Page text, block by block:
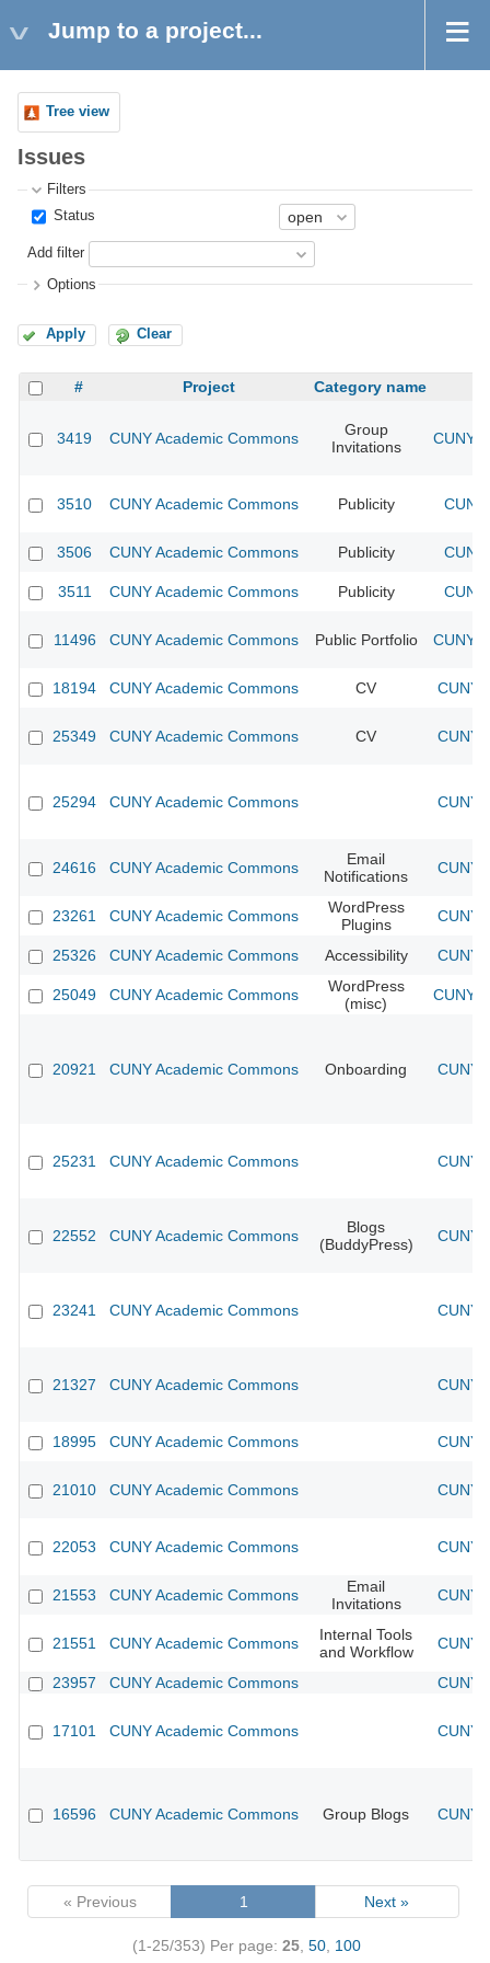
Jump to a project...
Tree view
Issues
Filters
Status
Add filter
Options
Apply Clear
# Project Category name
3419 CUNY Academic Commons
Group
Invitations
CUNY
3510 CUNY Academic Commons Publicity
3506 CUNY Academic Commons Publicity
3511 CUNY Academic Commons Publicity
11496 CUNY Academic Commons Public Portfolio CUNY
18194 CUNY Academic Commons CV CUNY
25349 CUNY Academic Commons CV CUNY
25294 CUNY Academic Commons CUNY
24616 CUNY Academic Commons
Email
Notifications
CUNY
23261 CUNY Academic Commons
WordPress
Plugins
CUNY
25326 CUNY Academic Commons Accessibility CUNY
25049 CUNY Academic Commons
WordPress
(misc)
CUNY
20921 CUNY Academic Commons Onboarding CUNY
25231 CUNY Academic Commons CUNY
22552 CUNY Academic Commons
Blogs
(BuddyPress)
CUNY
23241 CUNY Academic Commons CUNY
21327 CUNY Academic Commons CUNY
18995 CUNY Academic Commons CUNY
21010 CUNY Academic Commons CUNY
22053 CUNY Academic Commons CUNY
21553 CUNY Academic Commons
Email
Invitations
CUNY
21551 CUNY Academic Commons
Internal Tools
and Workflow
CUNY
23957 CUNY Academic Commons CUNY
17101 CUNY Academic Commons CUNY
16596 CUNY Academic Commons Group Blogs CUNY
« Previous 1 Next »
(1-25/353) Per page: 25 50 100